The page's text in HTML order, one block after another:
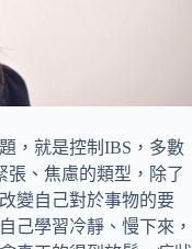
，就是控制IBS，多數
張、焦慮的類型，除了
變自己對於事物的要
己學習冷靜、慢下來，